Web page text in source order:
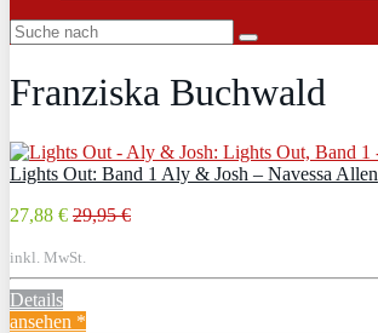
Franziska Buchwald
Lights Out: Band 1 Aly & Josh – Navessa Allen
27,88 € 29,95 €
inkl. MwSt.
Details
ansehen *